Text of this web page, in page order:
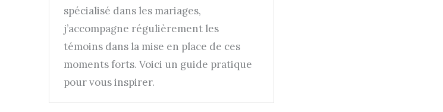
spécialisé dans les mariages,
j’accompagne régulièrement les
témoins dans la mise en place de ces
moments forts. Voici un guide pratique
pour vous inspirer.